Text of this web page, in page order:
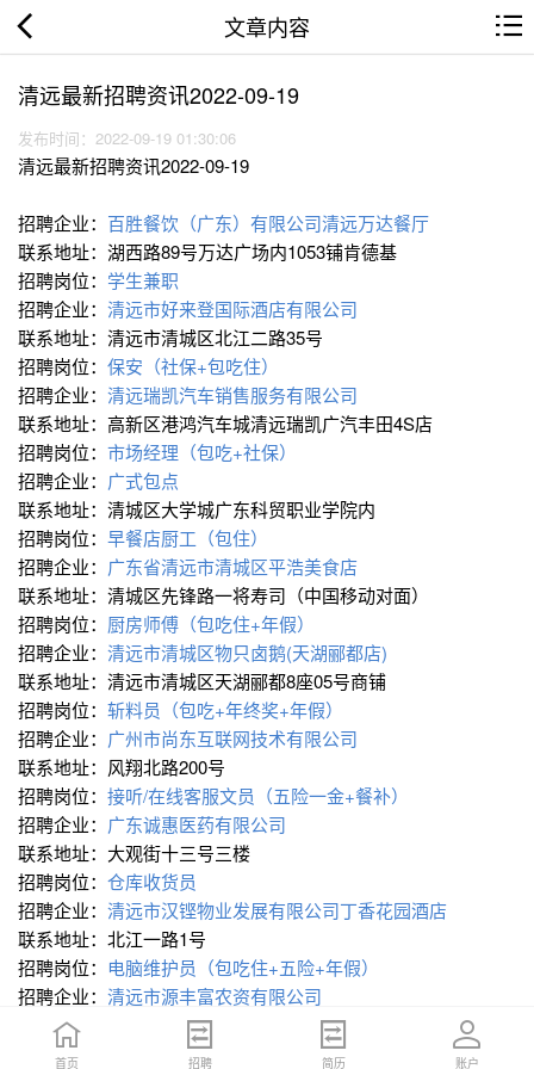
文章内容
清远最新招聘资讯2022-09-19
发布时间：2022-09-19 01:30:06
清远最新招聘资讯2022-09-19
招聘企业： 百胜餐饮（广东）有限公司清远万达餐厅
联系地址：湖西路89号万达广场内1053铺肯德基
招聘岗位： 学生兼职
招聘企业： 清远市好来登国际酒店有限公司
联系地址：清远市清城区北江二路35号
招聘岗位： 保安（社保+包吃住）
招聘企业： 清远瑞凯汽车销售服务有限公司
联系地址：高新区港鸿汽车城清远瑞凯广汽丰田4S店
招聘岗位： 市场经理（包吃+社保）
招聘企业： 广式包点
联系地址：清城区大学城广东科贸职业学院内
招聘岗位： 早餐店厨工（包住）
招聘企业： 广东省清远市清城区平浩美食店
联系地址：清城区先锋路一将寿司（中国移动对面）
招聘岗位： 厨房师傅（包吃住+年假）
招聘企业： 清远市清城区物只卤鹅(天湖郦都店)
联系地址：清远市清城区天湖郦都8座05号商铺
招聘岗位： 斩料员（包吃+年终奖+年假）
招聘企业： 广州市尚东互联网技术有限公司
联系地址：风翔北路200号
招聘岗位： 接听/在线客服文员（五险一金+餐补）
招聘企业： 广东诚惠医药有限公司
联系地址：大观街十三号三楼
招聘岗位： 仓库收货员
招聘企业： 清远市汉铿物业发展有限公司丁香花园酒店
联系地址：北江一路1号
招聘岗位： 电脑维护员（包吃住+五险+年假）
招聘企业： 清远市源丰富农资有限公司
联系地址：清远市英德英城街道马山公路与马山公路交汇
招聘岗位：
行政文员（五险一金）
首页 招聘 简历 账户
首页 招聘 简历 账户